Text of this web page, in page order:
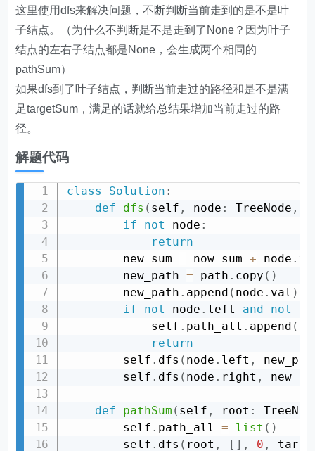
这里使用dfs来解决问题，不断判断当前走到的是不是叶
子结点。（为什么不判断是不是走到了None？因为叶子
结点的左右子结点都是None，会生成两个相同的
pathSum）
如果dfs到了叶子结点，判断当前走过的路径和是不是满
足targetSum，满足的话就给总结果增加当前走过的路
径。
解题代码
class Solution :
def
dfs ( self , node : TreeNode ,
if
not node :
return
        new_sum
= now_sum + node .
        new_path
= path . copy ( )
        new_path
. append ( node . val )
if
not node . left and not
            self
. path_all . append (
return
        self
. dfs ( node . left ,
        self
. dfs ( node . right ,
def pathSum ( self , root :
        self
. path_all = list ( )
        self
. dfs ( root , [ ] , 0 ,